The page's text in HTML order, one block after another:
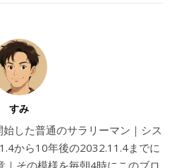
すみ
した普通のサラリーマン｜シス
から10年後の2032.11.4までに
その模様を毎朝4時にこのブロ